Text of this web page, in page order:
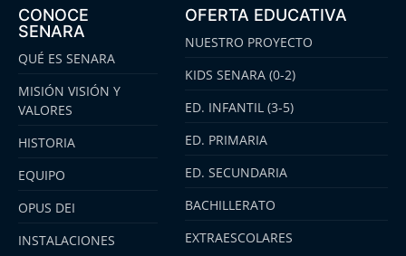
CONOCE
SENARA
QUÉ ES SENARA
MISIÓN VISIÓN Y
VALORES
HISTORIA
EQUIPO
OPUS DEI
INSTALACIONES
OFERTA EDUCATIVA
NUESTRO PROYECTO
KIDS SENARA (0-2)
ED. INFANTIL (3-5)
ED. PRIMARIA
ED. SECUNDARIA
BACHILLERATO
EXTRAESCOLARES